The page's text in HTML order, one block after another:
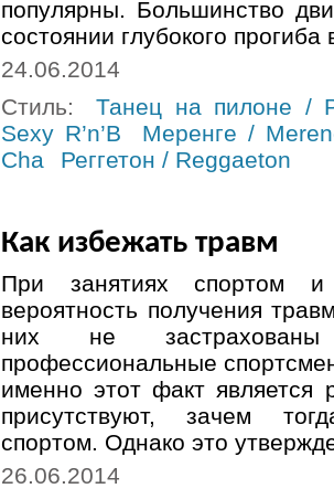
популярны. Большинство
состоянии глубокого прогиба
24.06.2014
Стиль:
Танец на пилоне /
Sexy R’n’B
Меренге /
Cha
Реггетон / Reggaeton
Как избежать травм
При занятиях спортом
вероятность получения
них не
профессиональные
именно этот факт
присутствуют, зачем
спортом. Однако это
26.06.2014